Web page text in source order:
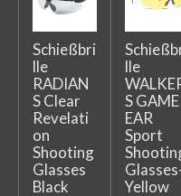
Schießbri
lle
RADIAN
S Clear
Revelati
on
Shooting
Glasses
Black
lle
S GAME
EAR
Sport
Yellow